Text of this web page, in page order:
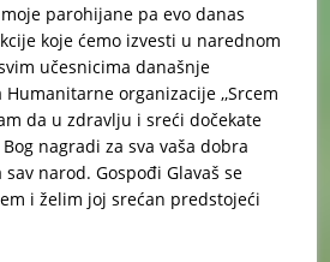
parohijane pa evo danas
koje ćemo izvesti u narednom
učesnicima današnje
organizacije ,,Srcem
da u zdravlju i sreći dočekate
nagradi za sva vaša dobra
narod. Gospođi Glavaš se
i želim joj srećan predstojeći